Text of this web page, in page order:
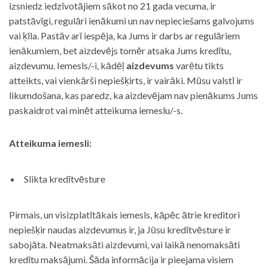
izsniedz iedzīvotājiem sākot no 21 gada vecuma, ir
patstāvīgi, regulāri ienākumi un nav nepieciešams galvojums
vai ķīla. Pastāv arī iespēja, ka Jums ir darbs ar regulāriem
ienākumiem, bet aizdevējs tomēr atsaka Jums kredītu,
aizdevumu. Iemesls/-i, kādēļ aizdevums varētu tikts
atteikts, vai vienkārši nepiešķirts, ir vairāki. Mūsu valstī ir
likumdošana, kas paredz, ka aizdevējam nav pienākums Jums
paskaidrot vai minēt atteikuma iemeslu/-s.
Atteikuma iemesli:
Slikta kredītvēsture
Pirmais, un visizplatītākais iemesls, kāpēc ātrie kreditori
nepiešķir naudas aizdevumus ir, ja Jūsu kredītvēsture ir
sabojāta. Neatmaksāti aizdevumi, vai laikā nenomaksāti
kredītu maksājumi. Šāda informācija ir pieejama visiem